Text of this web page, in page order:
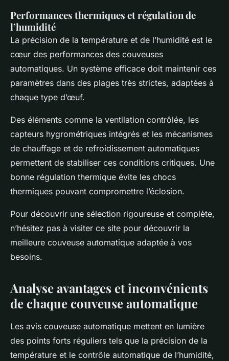
Performances thermiques et régulation de
l’humidité
La précision de la température et de l’humidité est le
cœur des performances des couveuses
automatiques. Un système efficace doit maintenir ces
paramètres dans des plages très strictes, adaptées à
chaque type d’œuf.
Des éléments comme la ventilation contrôlée, les
capteurs hygrométriques intégrés et les mécanismes
de chauffage et de refroidissement automatiques
permettent de stabiliser ces conditions critiques. Une
bonne régulation thermique évite les chocs
thermiques pouvant compromettre l’éclosion.
Pour découvrir une sélection rigoureuse et complète,
n’hésitez pas à visiter ce site pour découvrir la
meilleure couveuse automatique adaptée à vos
besoins.
Analyse avantages et inconvénients
de chaque couveuse automatique
Les avis couveuse automatique mettent en lumière
des points forts réguliers tels que la précision de la
température et le contrôle automatique de l’humidité,